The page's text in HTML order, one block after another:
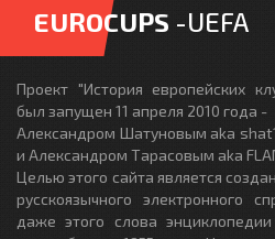
EUROCUPS -UEFA
Проект "История европейских
был запущен 11 апреля 2010 года -
Александром Шатуновым aka
и Александром Тарасовым aka
Целью этого сайта является
русскоязычного электронного
даже этого слова